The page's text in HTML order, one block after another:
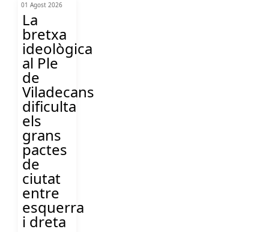
01 Agost 2026
La
bretxa
ideològica
al Ple
de
Viladecans
dificulta
els
grans
pactes
de
ciutat
entre
esquerra
i dreta